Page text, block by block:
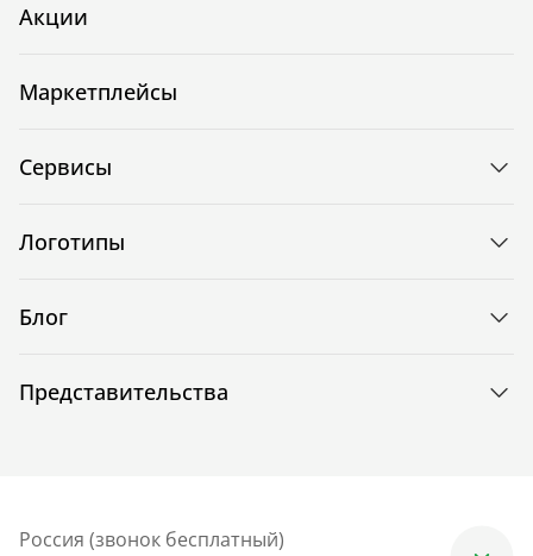
Акции
Маркетплейсы
Сервисы
Логотипы
Блог
Представительства
Россия (звонок бесплатный)